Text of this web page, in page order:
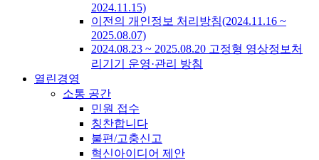
2024.11.15)
이전의 개인정보 처리방침(2024.11.16 ~
2025.08.07)
2024.08.23 ~ 2025.08.20 고정형 영상정보처
리기기 운영·관리 방침
열린경영
소통 공간
민원 접수
칭찬합니다
불편/고충신고
혁신아이디어 제안